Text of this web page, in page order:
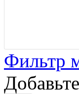
Фильтр